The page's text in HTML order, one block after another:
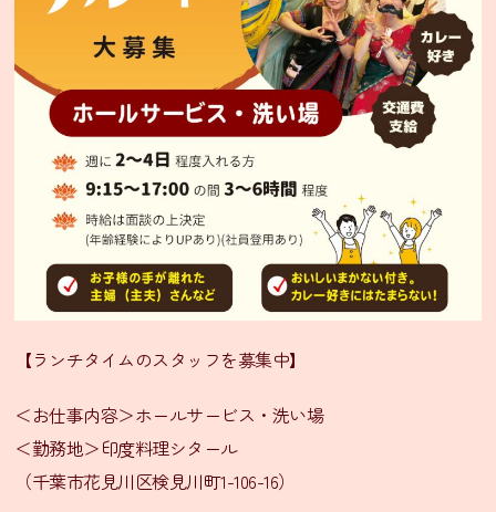
ニ
ュ
ー
テ
イ
ク
【ランチタイムのスタッフを募集中】
＜お仕事内容＞ホールサービス・洗い場
＜勤務地＞印度料理シタール
（千葉市花見川区検見川町1-106-16）